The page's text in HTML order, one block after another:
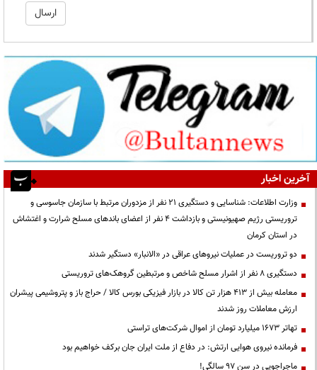
آخرین اخبار
وزارت اطلاعات: شناسایی و دستگیری ۲۱ نفر از مزدوران مرتبط با سازمان جاسوسی و
تروریستی رژیم صهیونیستی و بازداشت ۴ نفر از اعضای باندهای مسلح شرارت و اغتشاش
در استان کرمان
دو تروریست در عملیات نیروهای عراقی در «الانبار» دستگیر شدند
دستگیری ۸ نفر از اشرار مسلح شاخص و مرتبطین گروهک‌های تروریستی
معامله بیش از ۴۱۳ هزار تن کالا در بازار فیزیکی بورس کالا / حراج باز و پتروشیمی پیشران
ارزش معاملات روز شدند
تهاتر ۱۶۷۳ میلیارد تومان از اموال شرکت‌های تراستی
فرمانده نیروی هوایی ارتش: در دفاع از ملت ایران جان برکف خواهیم بود
ماجراجویی در سن ۹۷ سالگی!